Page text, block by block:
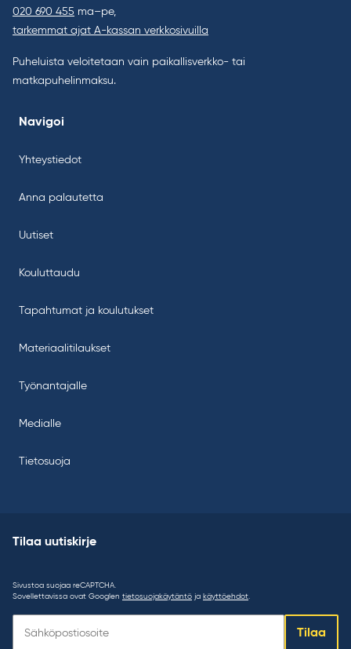
020 690 455 ma–pe,
tarkemmat ajat A-kassan verkkosivuilla
Puheluista veloitetaan vain paikallisverkko- tai
matkapuhelinmaksu.
Navigoi
Yhteystiedot
Anna palautetta
Uutiset
Kouluttaudu
Tapahtumat ja koulutukset
Materiaalitilaukset
Työnantajalle
Medialle
Tietosuoja
Tilaa uutiskirje
Sivustoa suojaa reCAPTCHA.
Sovellettavissa ovat Googlen tietosuojakäytäntö ja käyttöehdot.
uutiskirje:
Tilaa